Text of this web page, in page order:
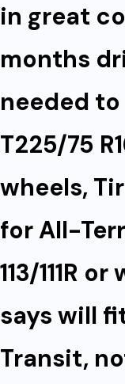
in great
months
needed to
T225/75
wheels,
for All-
113/111R
says will
Transit,